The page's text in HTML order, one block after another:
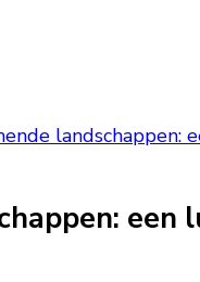
landschappen:
een